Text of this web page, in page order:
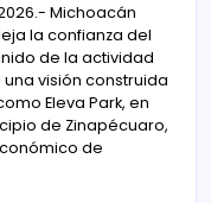
Michoacán
la confianza del
de la actividad
visión construida
Eleva Park, en
de Zinapécuaro,
de